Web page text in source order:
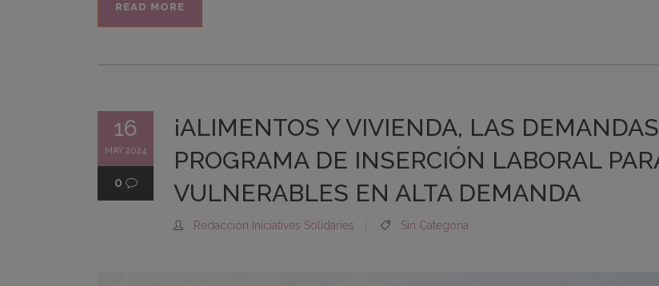
READ MORE
16
MAY 2024
0
¡ALIMENTOS Y VIVIENDA, LAS
PROGRAMA DE INSERCIÓN LABORAL
VULNERABLES EN ALTA DEMANDA
Redacción Iniciatives Solidaries Sin Categoría